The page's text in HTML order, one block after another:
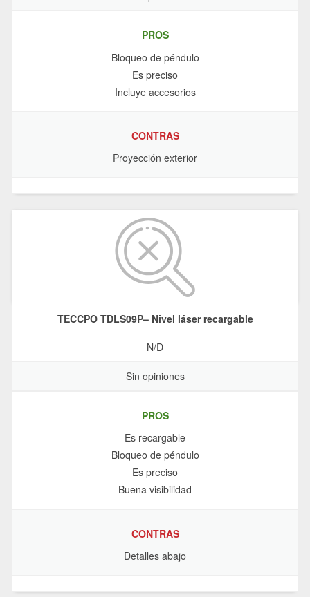
PROS
Bloqueo de péndulo
Es preciso
Incluye accesorios
CONTRAS
Proyección exterior
TECCPO TDLS09P– Nivel láser recargable
N/D
Sin opiniones
PROS
Es recargable
Bloqueo de péndulo
Es preciso
Buena visibilidad
CONTRAS
Detalles abajo